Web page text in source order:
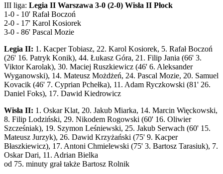
III liga: Legia II Warszawa 3-0 (2-0) Wisła II Płock
1-0 - 10' Rafał Boczoń
2-0 - 17' Karol Kosiorek
3-0 - 86' Pascal Mozie
Legia II: 1. Kacper Tobiasz, 22. Karol Kosiorek, 5. Rafał Boczoń
(26' 16. Patryk Konik), 44. Łukasz Góra, 21. Filip Jania (66' 3.
Viktor Karolak), 30. Maciej Ruszkiewicz (46' 6. Aleksander
Wyganowski), 14. Mateusz Możdżeń, 24. Pascal Mozie, 20. Samuel
Kovacik (46' 7. Cyprian Pchełka), 11. Adam Ryczkowski (81' 26.
Daniel Foks), 17. Dawid Kiedrowicz
Wisła II: 1. Oskar Klat, 20. Jakub Miarka, 14. Marcin Więckowski,
8. Filip Lodziński, 29. Nikodem Rogowski (60' 16. Oliwier
Szcześniak), 19. Szymon Leśniewski, 25. Jakub Serwach (60' 15.
Mateusz Jurzyk), 26. Dawid Krzyżański (75' 9. Kacper
Błaszkiewicz), 17. Antoni Chmielewski (75' 3. Bartosz Tarasiuk), 7.
Oskar Dari, 11. Adrian Bielka
od 75. minuty grał także Bartosz Rolnik